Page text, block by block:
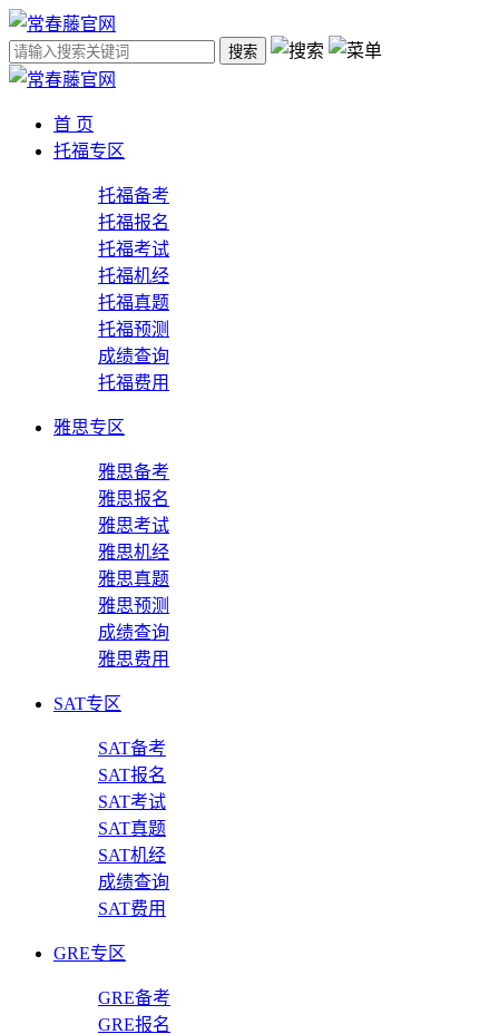
搜索
首 页
托福专区
托福备考
托福报名
托福考试
托福机经
托福真题
托福预测
成绩查询
托福费用
雅思专区
雅思备考
雅思报名
雅思考试
雅思机经
雅思真题
雅思预测
成绩查询
雅思费用
SAT专区
SAT备考
SAT报名
SAT考试
SAT真题
SAT机经
成绩查询
SAT费用
GRE专区
GRE备考
GRE报名